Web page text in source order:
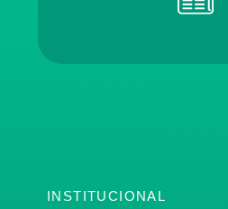
INSTITUCIONAL